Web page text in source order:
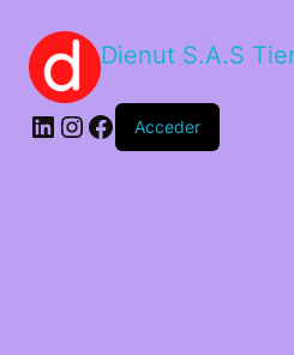
Dienut S.A.S
Acceder